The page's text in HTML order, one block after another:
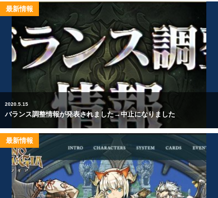
最新情報
2020.5.15
バランス調整情報が発表されました→中止になりました
最新情報